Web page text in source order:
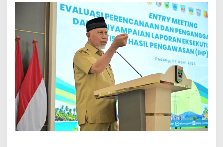
n
c
a
a
n
2
0
2
6